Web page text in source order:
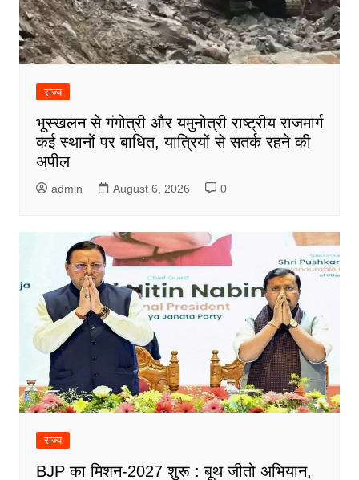
राज्य
भूस्खलन से गंगोत्री और यमुनोत्री राष्ट्रीय राजमार्ग
कई स्थानों पर बाधित, यात्रियों से सतर्क रहने की
अपील
admin August 6, 2026 0
राज्य
BJP का मिशन-2027 शुरू : बूथ जीतो अभियान,